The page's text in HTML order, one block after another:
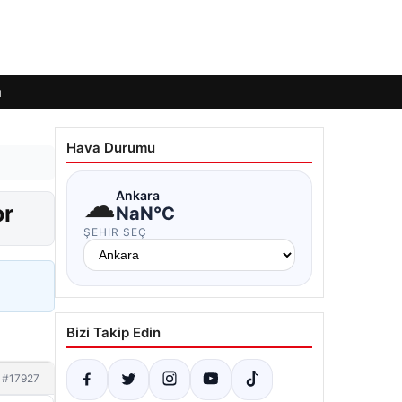
#17927
Hava Durumu
☁Ankara
NaN°C
ŞEHIR SEÇ
Bizi Takip Edin